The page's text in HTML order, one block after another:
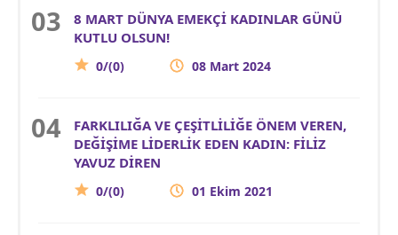
8 MART DÜNYA EMEKÇİ KADINLAR GÜNÜ
KUTLU OLSUN!
0/(0) 08 Mart 2024
FARKLILIĞA VE ÇEŞİTLİLİĞE ÖNEM VEREN,
DEĞİŞİME LİDERLİK EDEN KADIN: FİLİZ
YAVUZ DİREN
0/(0) 01 Ekim 2021